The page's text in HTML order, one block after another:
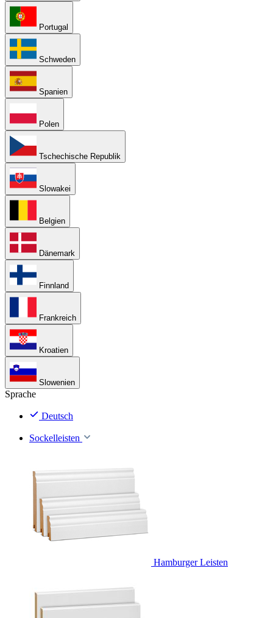
Portugal
Schweden
Spanien
Polen
Tschechische Republik
Slowakei
Belgien
Dänemark
Finnland
Frankreich
Kroatien
Slowenien
Sprache
Deutsch
Sockelleisten
Hamburger Leisten